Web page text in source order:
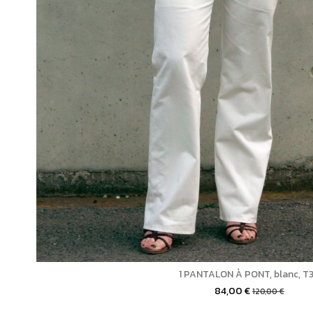
1 PANTALON À PONT, blanc,
84,00 €120,00 €